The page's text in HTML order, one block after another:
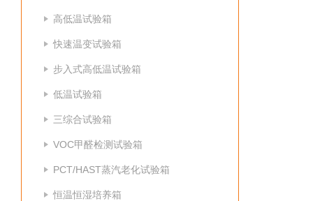
高低温试验箱
快速温变试验箱
步入式高低温试验箱
低温试验箱
三综合试验箱
VOC甲醛检测试验箱
PCT/HAST蒸汽老化试验箱
恒温恒湿培养箱